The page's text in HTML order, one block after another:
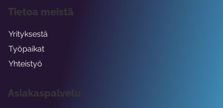
Asiakaspalvelu
Tietoa meistä
Yrityksestä
Työpaikat
Yhteistyö